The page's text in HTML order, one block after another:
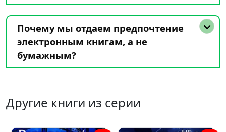
Почему мы отдаем предпочтение
электронным книгам, а не
бумажным?
Другие книги из серии